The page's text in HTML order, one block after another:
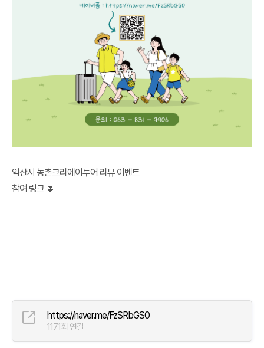
익산시 농촌크리에이투어 리뷰 이벤트
참여 링크 ⏬️
https://naver.me/FzSRbGS0
1171회 연결